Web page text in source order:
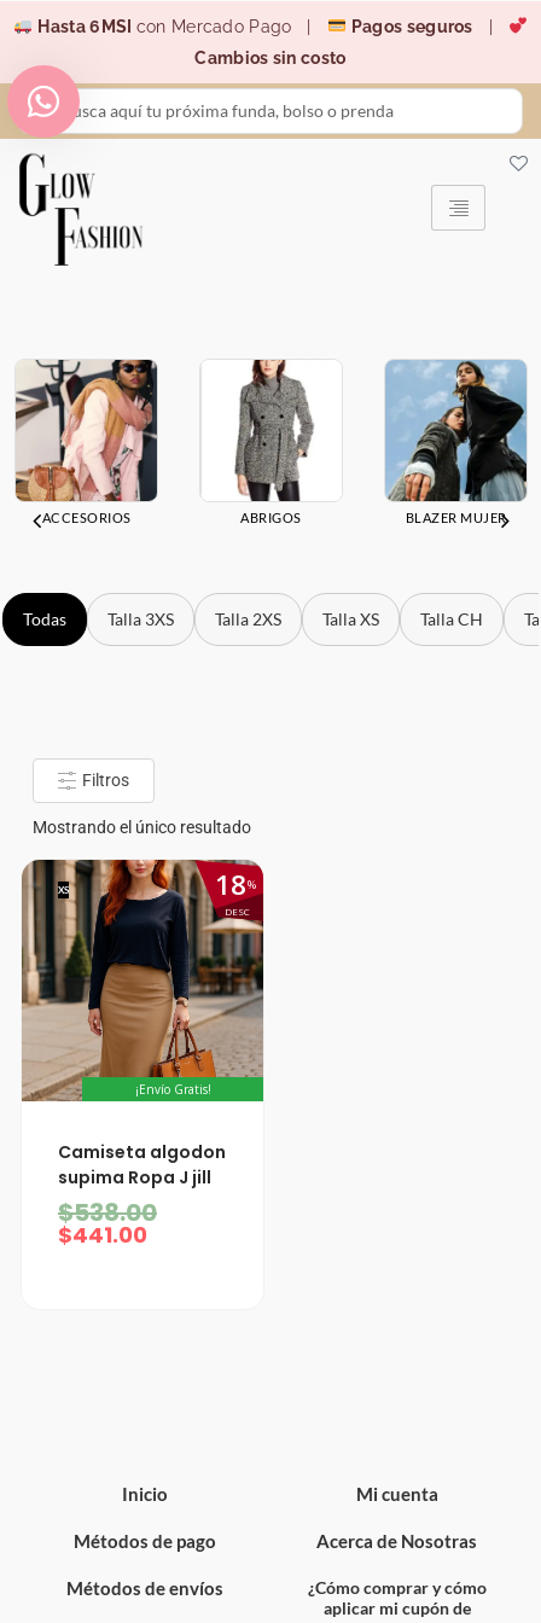
contenido
Hasta 6MSI con Mercado Pago | Pagos seguros
Cambios sin costo
Search
...
ACCESORIOS ABRIGOS BLAZER MUJER
Todas Talla 3XS Talla 2XS Talla XS Talla CH
Filtros
Mostrando el único resultado
XS %
DESC
18
¡Envío Gratis!
Camiseta algodon
supima Ropa J jill
$538.00
El
precio
original
$441.00
El
precio
actual
es:
Inicio
Métodos de pago
Métodos de envíos
Mi cuenta
Acerca de Nosotras
¿Cómo comprar y cómo
aplicar mi cupón de